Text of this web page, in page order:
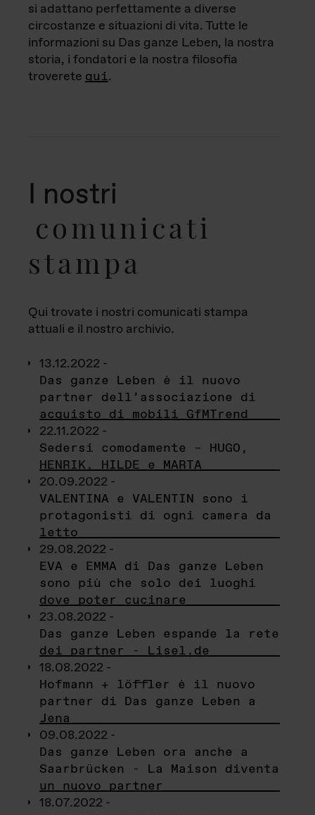
si adattano perfettamente a diverse
circostanze e situazioni di vita. Tutte le
informazioni su Das ganze Leben, la nostra
storia, i fondatori e la nostra filosofia
troverete qui.
I nostri
comunicati
stampa
Qui trovate i nostri comunicati stampa
attuali e il nostro archivio.
13.12.2022 -
Das ganze Leben è il nuovo
partner dell’associazione di
acquisto di mobili GfMTrend
22.11.2022 -
Sedersi comodamente – HUGO,
HENRIK, HILDE e MARTA
20.09.2022 -
VALENTINA e VALENTIN sono i
protagonisti di ogni camera da
letto
29.08.2022 -
EVA e EMMA di Das ganze Leben
sono più che solo dei luoghi
dove poter cucinare
23.08.2022 -
Das ganze Leben espande la rete
dei partner - Lisel.de
18.08.2022 -
Hofmann + löffler è il nuovo
partner di Das ganze Leben a
Jena
09.08.2022 -
Das ganze Leben ora anche a
Saarbrücken - La Maison diventa
un nuovo partner
18.07.2022 -